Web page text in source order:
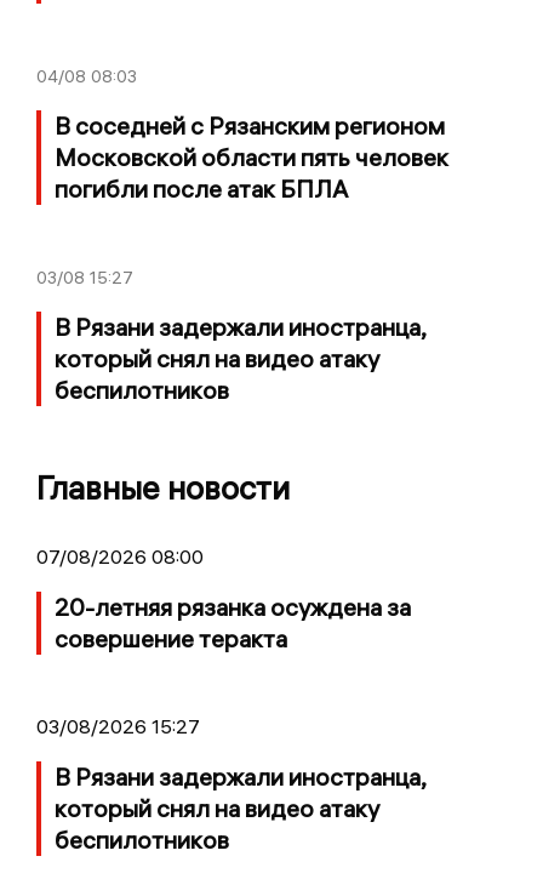
04/08 08:03
В соседней с Рязанским регионом
Московской области пять человек
погибли после атак БПЛА
03/08 15:27
В Рязани задержали иностранца,
который снял на видео атаку
беспилотников
Главные новости
07/08/2026 08:00
20-летняя рязанка осуждена за
совершение теракта
03/08/2026 15:27
В Рязани задержали иностранца,
который снял на видео атаку
беспилотников